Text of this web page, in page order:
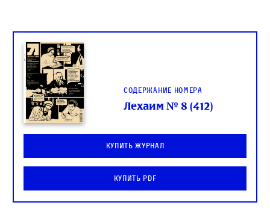
Содержание номера
Лехаим № 8 (412)
Купить журнал
Купить PDF